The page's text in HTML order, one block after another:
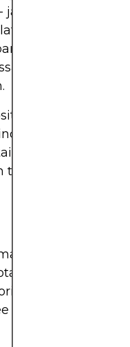
ja ulostulopisteitä.
position
ja tekniset
tämä
muuttuvat
ero, kauppias
**ääriarvot**
Äärimmäiset
COT-tiedoista